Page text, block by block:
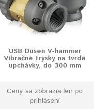
USB Düsen V-hammer
Vibračné trysky na tvrdé
upchávky, do 300 mm
Ceny sa zobrazia len po
prihlásení